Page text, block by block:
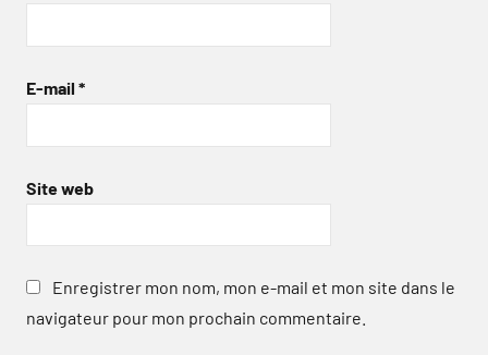
E-mail *
Site web
Enregistrer mon nom, mon e-mail et mon site dans le
navigateur pour mon prochain commentaire.